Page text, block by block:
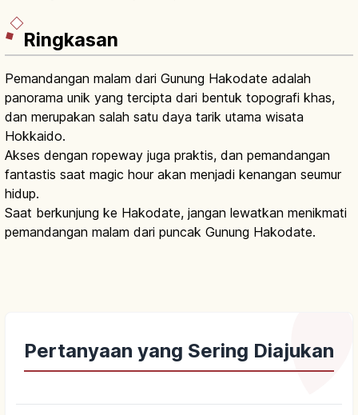
Ringkasan
Pemandangan malam dari Gunung Hakodate adalah
panorama unik yang tercipta dari bentuk topografi khas,
dan merupakan salah satu daya tarik utama wisata
Hokkaido.
Akses dengan ropeway juga praktis, dan pemandangan
fantastis saat magic hour akan menjadi kenangan seumur
hidup.
Saat berkunjung ke Hakodate, jangan lewatkan menikmati
pemandangan malam dari puncak Gunung Hakodate.
Pertanyaan yang Sering Diajukan